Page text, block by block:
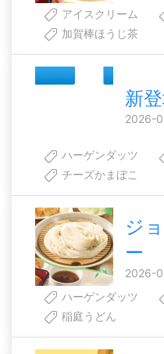
アイスクリーム
加賀棒ほうじ茶
新
2026-
ハーゲンダッツ
チーズかまぼこ
ジ
ー
2026-
ハーゲンダッツ
稲庭うどん